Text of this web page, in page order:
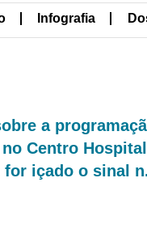
Infografia
a
Centro
içado o sinal